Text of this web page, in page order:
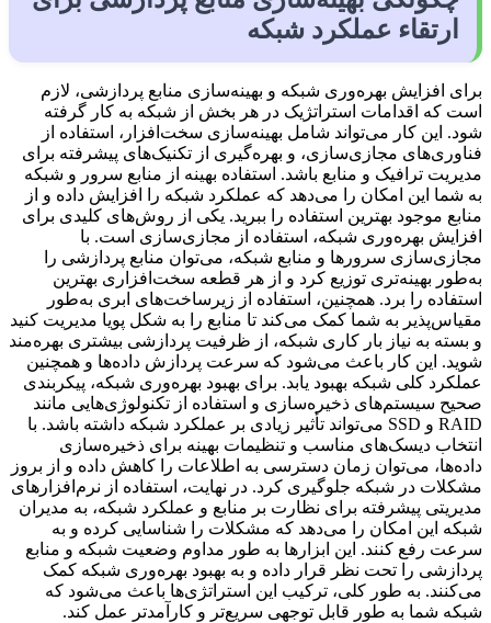
ارتقاء عملکرد شبکه
برای افزایش بهره‌وری شبکه و بهینه‌سازی منابع پردازشی، لازم
است که اقدامات استراتژیک در هر بخش از شبکه به کار گرفته
شود. این کار می‌تواند شامل بهینه‌سازی سخت‌افزار، استفاده از
فناوری‌های مجازی‌سازی، و بهره‌گیری از تکنیک‌های پیشرفته برای
مدیریت ترافیک و منابع باشد. استفاده بهینه از منابع سرور و شبکه
به شما این امکان را می‌دهد که عملکرد شبکه را افزایش داده و از
منابع موجود بهترین استفاده را ببرید. یکی از روش‌های کلیدی برای
افزایش بهره‌وری شبکه، استفاده از مجازی‌سازی است. با
مجازی‌سازی سرورها و منابع شبکه، می‌توان منابع پردازشی را
به‌طور بهینه‌تری توزیع کرد و از هر قطعه سخت‌افزاری بهترین
استفاده را برد. همچنین، استفاده از زیرساخت‌های ابری به‌طور
مقیاس‌پذیر به شما کمک می‌کند تا منابع را به شکل پویا مدیریت کنید
و بسته به نیاز بار کاری شبکه، از ظرفیت پردازشی بیشتری بهره‌مند
شوید. این کار باعث می‌شود که سرعت پردازش داده‌ها و همچنین
عملکرد کلی شبکه بهبود یابد. برای بهبود بهره‌وری شبکه، پیکربندی
صحیح سیستم‌های ذخیره‌سازی و استفاده از تکنولوژی‌هایی مانند
RAID و SSD می‌تواند تأثیر زیادی بر عملکرد شبکه داشته باشد. با
انتخاب دیسک‌های مناسب و تنظیمات بهینه برای ذخیره‌سازی
داده‌ها، می‌توان زمان دسترسی به اطلاعات را کاهش داده و از بروز
مشکلات در شبکه جلوگیری کرد. در نهایت، استفاده از نرم‌افزارهای
مدیریتی پیشرفته برای نظارت بر منابع و عملکرد شبکه، به مدیران
شبکه این امکان را می‌دهد که مشکلات را شناسایی کرده و به
سرعت رفع کنند. این ابزارها به طور مداوم وضعیت شبکه و منابع
پردازشی را تحت نظر قرار داده و به بهبود بهره‌وری شبکه کمک
می‌کنند. به طور کلی، ترکیب این استراتژی‌ها باعث می‌شود که
شبکه شما به طور قابل توجهی سریع‌تر و کارآمدتر عمل کند.